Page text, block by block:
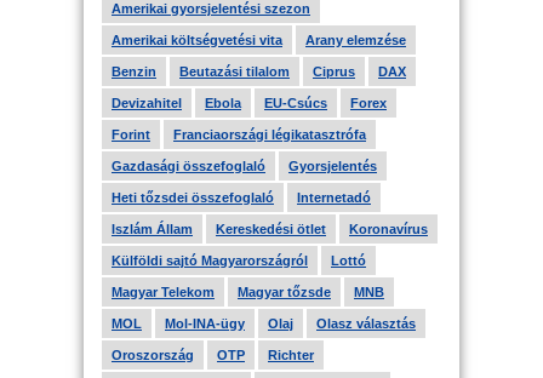
Amerikai gyorsjelentési szezon
Amerikai költségvetési vita Arany elemzése
Benzin Beutazási tilalom Ciprus DAX
Devizahitel Ebola EU-Csúcs Forex
Forint Franciaországi légikatasztrófa
Gazdasági összefoglaló Gyorsjelentés
Heti tőzsdei összefoglaló Internetadó
Iszlám Állam Kereskedési ötlet Koronavírus
Külföldi sajtó Magyarországról Lottó
Magyar Telekom Magyar tőzsde MNB
MOL Mol-INA-ügy Olaj Olasz választás
Oroszország OTP Richter